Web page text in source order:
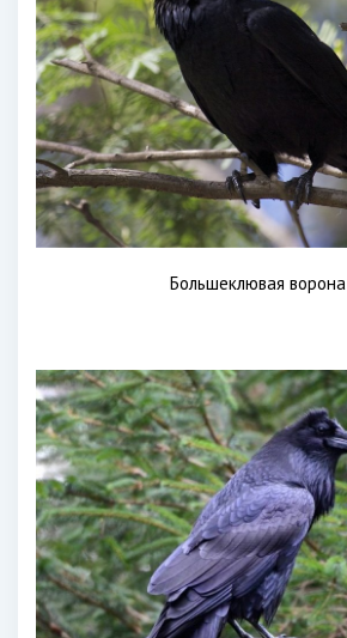
Большеклювая ворона